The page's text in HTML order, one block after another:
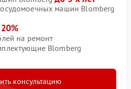
машин Blomberg
20%
на ремонт
Blomberg
консультацию